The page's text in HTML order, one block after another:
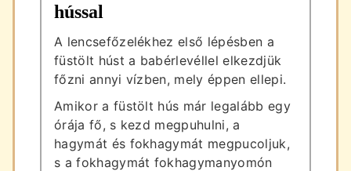
hússal
A lencsefőzelékhez első lépésben a
füstölt húst a babérlevéllel elkezdjük
főzni annyi vízben, mely éppen ellepi.
Amikor a füstölt hús már legalább egy
órája fő, s kezd megpuhulni, a
hagymát és fokhagymát megpucoljuk,
s a fokhagymát fokhagymanyomón